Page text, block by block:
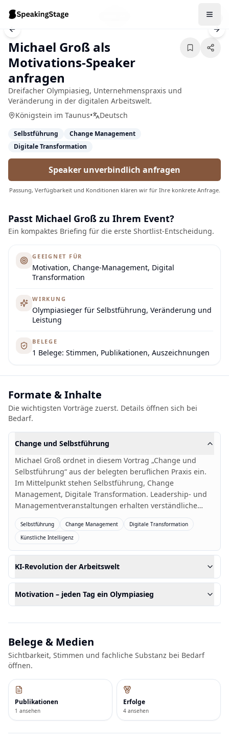
Previous slide
1/
Michael Groß als
Motivations-Speaker
anfragen
Dreifacher Olympiasieg, Unternehmenspraxis und
Veränderung in der digitalen Arbeitswelt.
Königstein im Taunus• Deutsch
Selbstführung
Change Management
Digitale Transformation
Speaker unverbindlich anfragen
Passung, Verfügbarkeit und Konditionen klären wir für Ihre konkrete Anfrage.
Passt Michael Groß zu Ihrem Event?
Ein kompaktes Briefing für die erste Shortlist-Entscheidung.
GEEIGNET FÜR
Motivation, Change-Management, Digital
Transformation
WIRKUNG
Olympiasieger für Selbstführung, Veränderung und
Leistung
BELEGE
1 Belege: Stimmen, Publikationen, Auszeichnungen
Formate & Inhalte
Die wichtigsten Vorträge zuerst. Details öffnen sich bei
Bedarf.
Change und Selbstführung
Michael Groß ordnet in diesem Vortrag „Change und
Selbstführung“ aus der belegten beruflichen Praxis ein.
Im Mittelpunkt stehen Selbstführung, Change
Management, Digitale Transformation. Leadership- und
Managementveranstaltungen erhalten verständliche
Zusammenhänge, konkrete Leitfragen und einen
belastbaren Ausgangspunkt für die weitere Arbeit am
Thema. Der Beitrag verbindet persönliche Erfahrung mit
fachlicher Einordnung und kann auf Anlass, Zielgruppe
und gewünschte Wirkung der Veranstaltung abgestimmt
Selbstführung Change Management
Digitale Transformation
Künstliche Intelligenz
KI-Revolution der Arbeitswelt
Motivation – jeden Tag ein Olympiasieg
Belege & Medien
Sichtbarkeit, Stimmen und fachliche Substanz bei Bedarf
öffnen.
Publikationen
1 ansehen
Erfolge
4 ansehen